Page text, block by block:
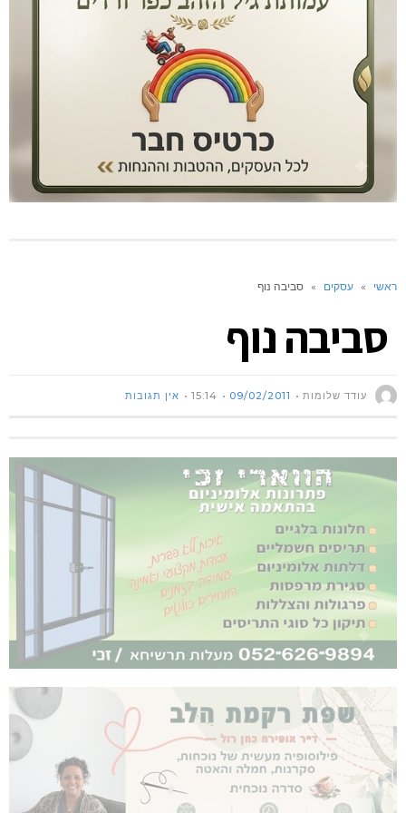
ראשי » עסקים » סביבה נוף
סביבה נוף
עודד שלומות 09/02/2011
15:14 אין תגובות